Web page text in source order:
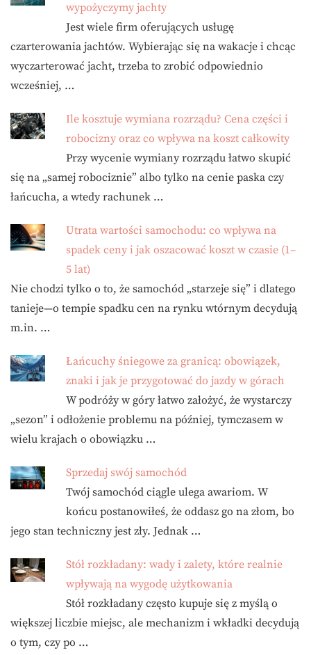
wypożyczymy jachty
Jest wiele firm oferujących usługę
czarterowania jachtów. Wybierając się na wakacje i chcąc
wyczarterować jacht, trzeba to zrobić odpowiednio
wcześniej, …
Ile kosztuje wymiana rozrządu? Cena części i
robocizny oraz co wpływa na koszt całkowity
Przy wycenie wymiany rozrządu łatwo skupić
się na „samej robociznie” albo tylko na cenie paska czy
łańcucha, a wtedy rachunek …
Utrata wartości samochodu: co wpływa na
spadek ceny i jak oszacować koszt w czasie (1–
5 lat)
Nie chodzi tylko o to, że samochód „starzeje się” i dlatego
tanieje—o tempie spadku cen na rynku wtórnym decydują
m.in. …
Łańcuchy śniegowe za granicą: obowiązek,
znaki i jak je przygotować do jazdy w górach
W podróży w góry łatwo założyć, że wystarczy
„sezon” i odłożenie problemu na później, tymczasem w
wielu krajach o obowiązku …
Sprzedaj swój samochód
Twój samochód ciągle ulega awariom. W
końcu postanowiłeś, że oddasz go na złom, bo
jego stan techniczny jest zły. Jednak …
Stół rozkładany: wady i zalety, które realnie
wpływają na wygodę użytkowania
Stół rozkładany często kupuje się z myślą o
większej liczbie miejsc, ale mechanizm i wkładki decydują
o tym, czy po …